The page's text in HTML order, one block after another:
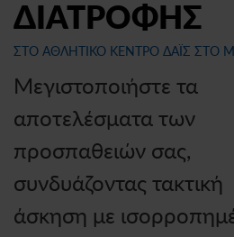
ΔΙΑΤΡΟΦΗΣ
ΣΤΟ ΑΘΛΗΤΙΚΟ ΚΕΝΤΡΟ ΔΑΪΣ ΣΤΟ
Μεγιστοποιήστε τα
αποτελέσματα των
προσπαθειών σας,
συνδυάζοντας τακτική
άσκηση με